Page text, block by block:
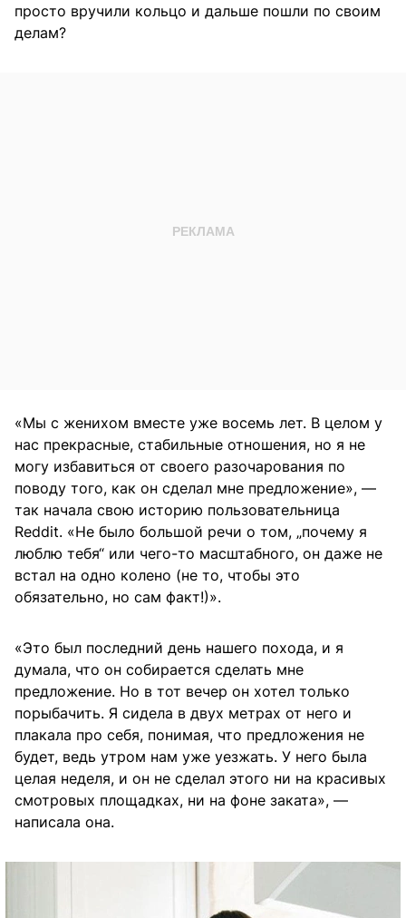
просто вручили кольцо и дальше пошли по своим
делам?
«Мы с женихом вместе уже восемь лет. В целом у
нас прекрасные, стабильные отношения, но я не
могу избавиться от своего разочарования по
поводу того, как он сделал мне предложение», —
так начала свою историю пользовательница
Reddit. «Не было большой речи о том, „почему я
люблю тебя“ или чего-то масштабного, он даже не
встал на одно колено (не то, чтобы это
обязательно, но сам факт!)».
«Это был последний день нашего похода, и я
думала, что он собирается сделать мне
предложение. Но в тот вечер он хотел только
порыбачить. Я сидела в двух метрах от него и
плакала про себя, понимая, что предложения не
будет, ведь утром нам уже уезжать. У него была
целая неделя, и он не сделал этого ни на красивых
смотровых площадках, ни на фоне заката», —
написала она.